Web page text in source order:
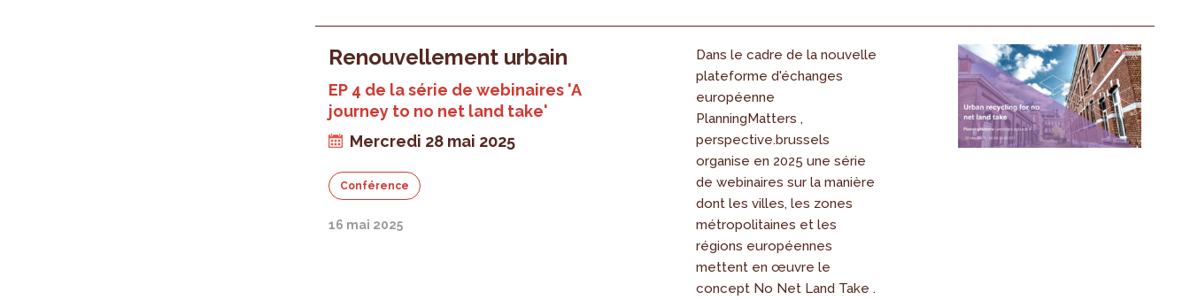
Renouvellement urbain
EP 4 de la série de webinaires 'A
journey to no net land take'
Mercredi 28 mai 2025
Conférence
16 mai 2025
Dans le cadre de la nouvelle
plateforme d'échanges
européenne
PlanningMatters ,
perspective.brussels
organise en 2025 une série
de webinaires sur la manière
dont les villes, les zones
métropolitaines et les
régions européennes
mettent en œuvre le
concept No Net Land Take .